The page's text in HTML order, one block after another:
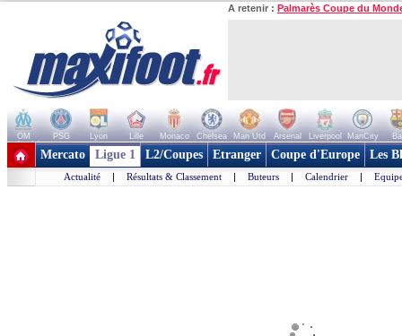
A retenir : Palmarès Coupe du
OM PSG Lyon Lille Monaco Chelsea Man Utd Arsenal Liverpool ManCity
+ de clubs
Mercato Ligue 1 L2/Coupes Etranger Coupe d'Europe Les
Actualité | Résultats & Classement | Buteurs | Calendrier |